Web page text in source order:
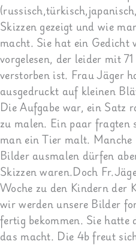
Skizzen gezeigt und wie
macht. Sie hat ein Gedicht
vorgelesen, der leider mit
verstorben ist. Frau Jäger
ausgedruckt auf kleinen
Die Aufgabe war, ein Satz
zu malen. Ein paar fragten
man ein Tier malt. Manche
Bilder ausmalen dürfen
Skizzen waren.Doch
Woche zu den Kindern der
wir werden unsere Bilder
fertig bekommen. Sie hatte
das macht. Die 4b freut